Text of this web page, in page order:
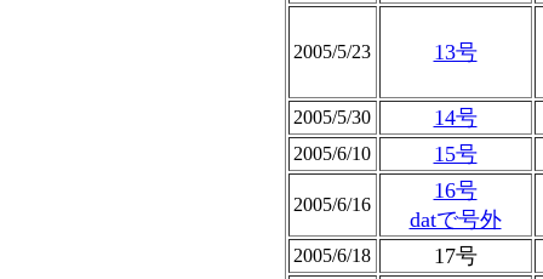
2005/5/23 13号
2005/5/30 14号
2005/6/10 15号
2005/6/16
16号
datで号外
2005/6/18 17号